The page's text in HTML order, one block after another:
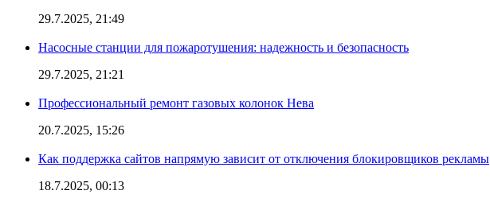
29.7.2025, 21:49
Насосные станции для пожаротушения: надежность и безопасность
29.7.2025, 21:21
Профессиональный ремонт газовых колонок Нева
20.7.2025, 15:26
Как поддержка сайтов напрямую зависит от отключения блокировщиков рекламы
18.7.2025, 00:13